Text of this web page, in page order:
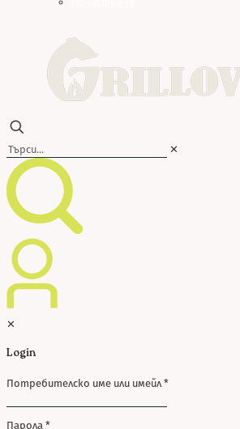
✕
✕
Login
Потребителско име или имейл *
Парола *